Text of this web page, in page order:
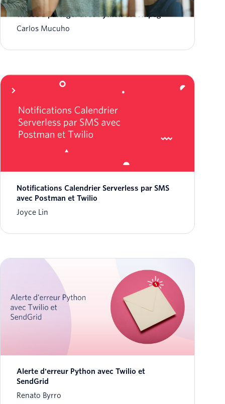
Transformez les enregistrements vocaux en
vidéos à partager avec Python et FFmpeg
Carlos Mucuho
Notifications Calendrier Serverless par SMS
avec Postman et Twilio
Joyce Lin
Alerte d'erreur Python avec Twilio et
SendGrid
Renato Byrro